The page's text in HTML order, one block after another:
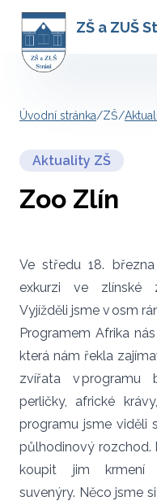
ZŠ a ZUŠ
Úvodní stránka/ZŠ/
Aktuality ZŠ
Zoo Zlín
Ve středu 18.
exkurzi ve zlínské
Vyjížděli jsme v osm
Programem Afrika
která nám řekla
zvířata v programu
perličky, africké
programu jsme viděli
půlhodinový rozchod.
koupit jim krmení
suvenýry. Něco jsme